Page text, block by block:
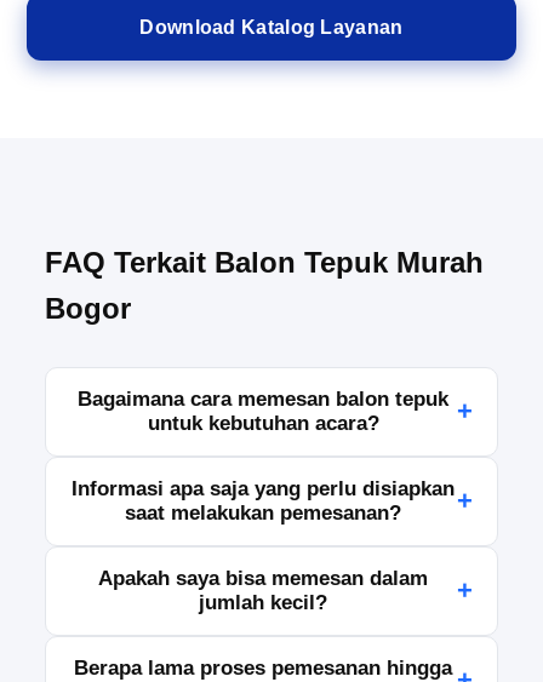
Download Katalog Layanan
FAQ Terkait Balon Tepuk Murah
Bogor
Bagaimana cara memesan balon tepuk
untuk kebutuhan acara?
+
menghubungi tim kami melalui WhatsApp, telepon,
atau formulir kontak. Sampaikan jumlah, ukuran,
warna, dan jadwal penggunaan agar kami dapat
memproses pesanan dengan tepat.
Informasi apa saja yang perlu disiapkan
saat melakukan pemesanan?
+
produk, desain atau warna yang diinginkan, alamat
pengiriman, tanggal acara, serta nomor kontak
yang dapat dihubungi untuk konfirmasi lebih lanjut.
Apakah saya bisa memesan dalam
jumlah kecil?
+
dilayani. Namun, kami tetap menyarankan Anda
Berapa lama proses pemesanan hingga